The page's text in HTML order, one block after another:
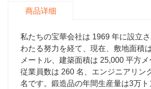
商品详细
私たちの宝華会社は 1969 年に設立
わたる努力を経て、現在、敷地面積
メートル、建築面積は 25,000 平方メ
従業員数は 260 名、エンジニアリン
名です。鍛造品の年間生産量は3万